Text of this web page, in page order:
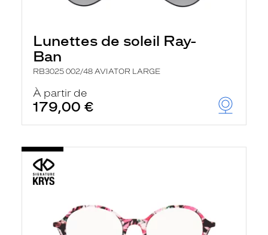
Lunettes de soleil Ray-
Ban
RB3025 002/48 AVIATOR LARGE
À partir de
179,00 €